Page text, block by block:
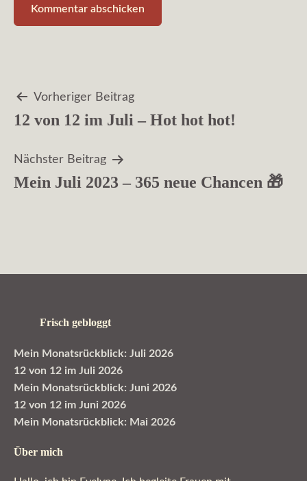
Beitragsnavigation
Vorheriger Beitrag
12 von 12 im Juli – Hot hot hot!
Nächster Beitrag
Mein Juli 2023 – 365 neue Chancen 🎁
Frisch gebloggt
Mein Monatsrückblick: Juli 2026
12 von 12 im Juli 2026
Mein Monatsrückblick: Juni 2026
12 von 12 im Juni 2026
Mein Monatsrückblick: Mai 2026
Über mich